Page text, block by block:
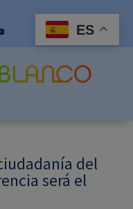
del
será el
ES